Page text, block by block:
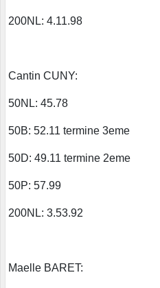
200NL: 4.11.98
Cantin CUNY:
50NL: 45.78
50B: 52.11 termine 3eme
50D: 49.11 termine 2eme
50P: 57.99
200NL: 3.53.92
Maelle BARET: